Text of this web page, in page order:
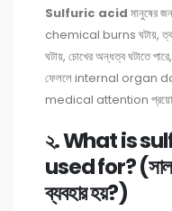
Sulfuric acid মানুষের
chemical burns ঘটায়,
ঘটায়, চোখের অন্ধত্ব ঘটাতে
ফেললে internal organ
medical attention
২. What is
used for?
ব্যবহার হয়?)